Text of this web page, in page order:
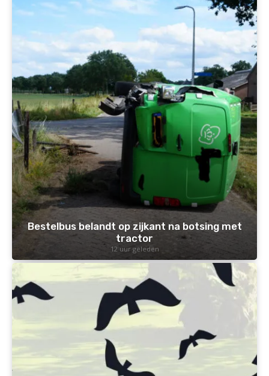
Bestelbus belandt op zijkant na botsing met
tractor
12 uur geleden